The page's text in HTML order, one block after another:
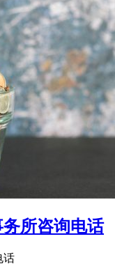
所咨询电话
话